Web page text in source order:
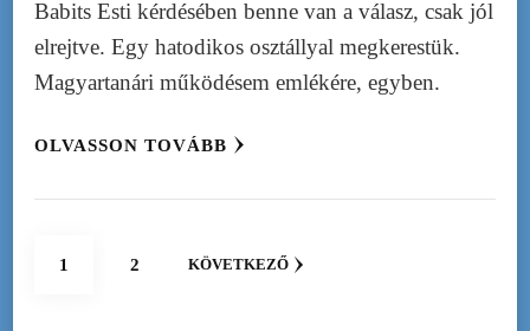
Babits Esti kérdésében benne van a válasz, csak jól
elrejtve. Egy hatodikos osztállyal megkerestük.
Magyartanári működésem emlékére, egyben.
OLVASSON TOVÁBB
Bejegyzések
OLDAL
1 OLDAL
2 KÖVETKEZŐ